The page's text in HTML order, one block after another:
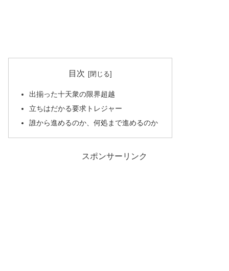
目次
出揃った十天衆の限界超越
立ちはだかる要求トレジャー
誰から進めるのか、何処まで進めるのか
スポンサーリンク